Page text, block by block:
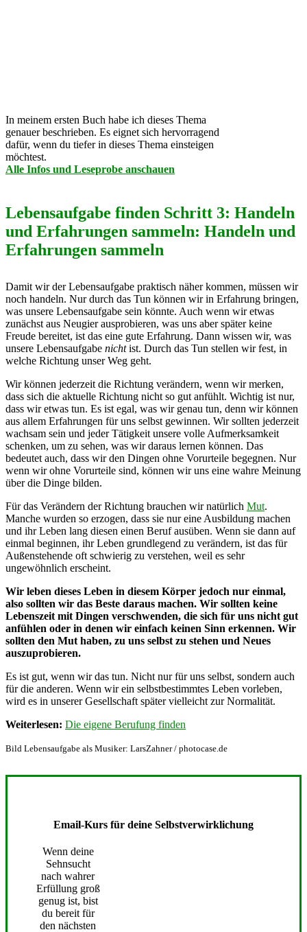
In meinem ersten Buch habe ich dieses Thema
genauer beschrieben. Es eignet sich hervorragend
dafür, wenn du tiefer in dieses Thema einsteigen
möchtest.
Alle Infos und Leseprobe anschauen
Lebensaufgabe finden Schritt 3: Handeln
und Erfahrungen sammeln: Handeln und
Erfahrungen sammeln
Damit wir der Lebensaufgabe praktisch näher kommen, müssen wir
noch handeln. Nur durch das Tun können wir in Erfahrung bringen,
was unsere Lebensaufgabe sein könnte. Auch wenn wir etwas
zunächst aus Neugier ausprobieren, was uns aber später keine
Freude bereitet, ist das eine gute Erfahrung. Dann wissen wir, was
unsere Lebensaufgabe nichtist. Durch das Tun stellen wir fest, in
welche Richtung unser Weg geht.
Wir können jederzeit die Richtung verändern, wenn wir merken,
dass sich die aktuelle Richtung nicht so gut anfühlt. Wichtig ist nur,
dass wir etwas tun. Es ist egal, was wir genau tun, denn wir können
aus allem Erfahrungen für uns selbst gewinnen. Wir sollten jederzeit
wachsam sein und jeder Tätigkeit unsere volle Aufmerksamkeit
schenken, um zu sehen, was wir daraus lernen können. Das
bedeutet auch, dass wir den Dingen ohne Vorurteile begegnen. Nur
wenn wir ohne Vorurteile sind, können wir uns eine wahre Meinung
über die Dinge bilden.
Für das Verändern der Richtung brauchen wir natürlich Mut.
Manche wurden so erzogen, dass sie nur eine Ausbildung machen
und ihr Leben lang diesen einen Beruf ausüben. Wenn sie dann auf
einmal beginnen, ihr Leben grundlegend zu verändern, ist das für
Außenstehende oft schwierig zu verstehen, weil es sehr
ungewöhnlich erscheint.
Wir leben dieses Leben in diesem Körper jedoch nur einmal,
also sollten wir das Beste daraus machen. Wir sollten keine
Lebenszeit mit Dingen verschwenden, die sich für uns nicht gut
anfühlen oder in denen wir einfach keinen Sinn erkennen. Wir
sollten den Mut haben, zu uns selbst zu stehen und Neues
auszuprobieren.
Es ist gut, wenn wir das tun. Nicht nur für uns selbst, sondern auch
für die anderen. Wenn wir ein selbstbestimmtes Leben vorleben,
wird es in unserer Gesellschaft später vielleicht zur Normalität.
Weiterlesen: Die eigene Berufung finden
Bild Lebensaufgabe als Musiker: LarsZahner / photocase.de
Email-Kurs für deine Selbstverwirklichung
Wenn deine
Sehnsucht
nach wahrer
Erfüllung groß
genug ist, bist
du bereit für
den nächsten